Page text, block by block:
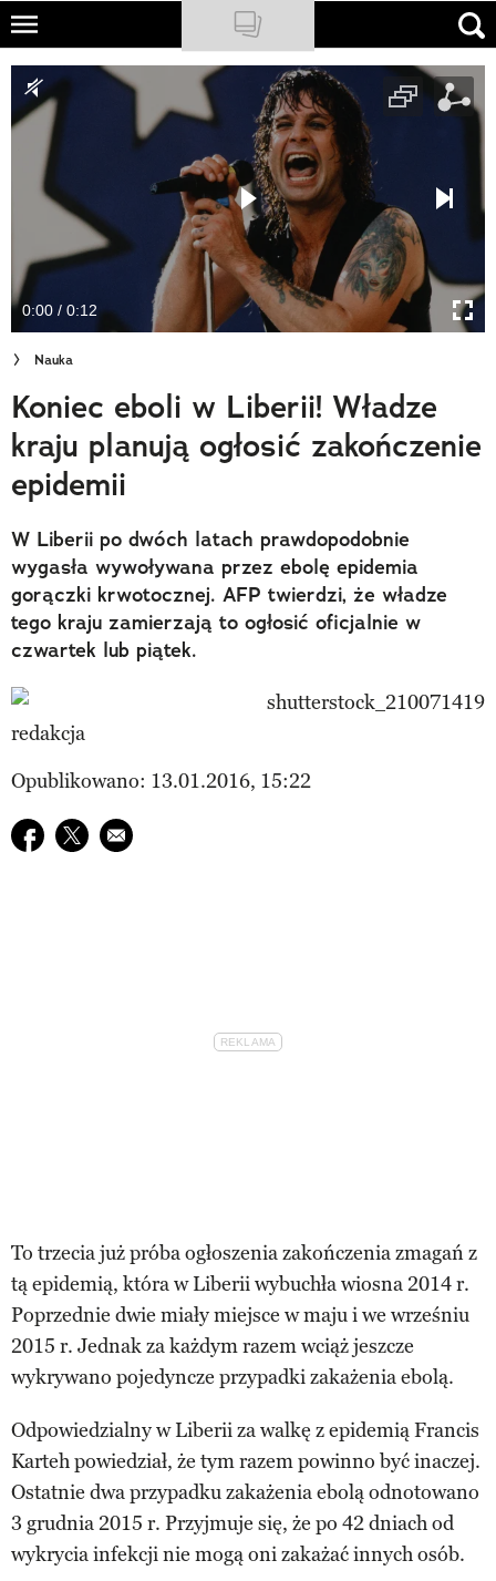
Skip
main
content
NATIONAL GEOGRAPHIC
TRAVELER
PODCASTY
Newsletter
Cuda Polski
Wielki Konkurs Fotograficzny
Trendbook Podróżniczy
Polecane
0:00 / 0:12
Nauka
Koniec eboli w Liberii! Władze
kraju planują ogłosić zakończenie
epidemii
W Liberii po dwóch latach prawdopodobnie
wygasła wywoływana przez ebolę epidemia
gorączki krwotocznej. AFP twierdzi, że władze
tego kraju zamierzają to ogłosić oficjalnie w
czwartek lub piątek.
redakcja
Opublikowano: 13.01.2016, 15:22
Udostępnij na facebook
Udostępnij na twitter
E-mail do przyjaciela
To trzecia już próba ogłoszenia zakończenia zmagań z
tą epidemią, która w Liberii wybuchła wiosna 2014 r.
Poprzednie dwie miały miejsce w maju i we wrześniu
2015 r. Jednak za każdym razem wciąż jeszcze
wykrywano pojedyncze przypadki zakażenia ebolą.
Odpowiedzialny w Liberii za walkę z epidemią Francis
Karteh powiedział, że tym razem powinno być inaczej.
Ostatnie dwa przypadku zakażenia ebolą odnotowano
3 grudnia 2015 r. Przyjmuje się, że po 42 dniach od
wykrycia infekcji nie mogą oni zakażać innych osób.